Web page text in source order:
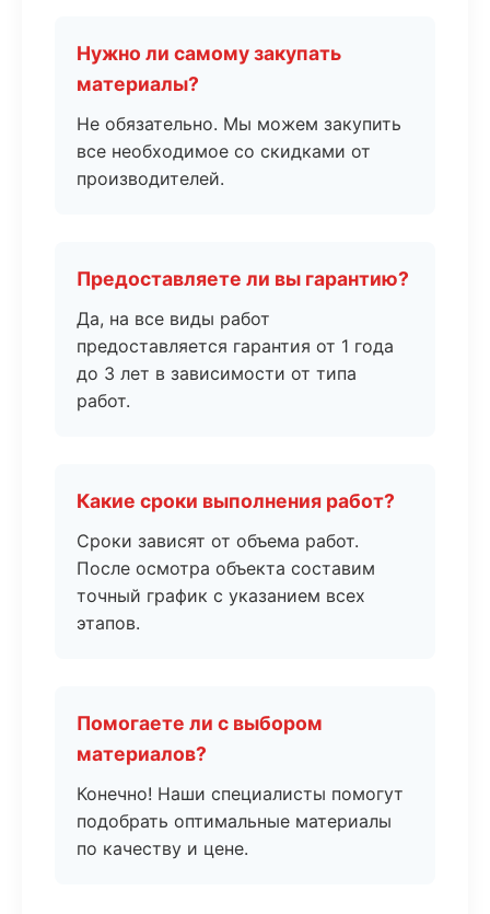
Нужно ли самому закупать
материалы?
Не обязательно. Мы можем закупить
все необходимое со скидками от
производителей.
Предоставляете ли вы гарантию?
Да, на все виды работ
предоставляется гарантия от 1 года
до 3 лет в зависимости от типа
работ.
Какие сроки выполнения работ?
Сроки зависят от объема работ.
После осмотра объекта составим
точный график с указанием всех
этапов.
Помогаете ли с выбором
материалов?
Конечно! Наши специалисты помогут
подобрать оптимальные материалы
по качеству и цене.